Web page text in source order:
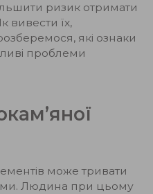
ризик отримати
вивести їх,
які ознаки
проблеми
може тривати
Людина при цьому